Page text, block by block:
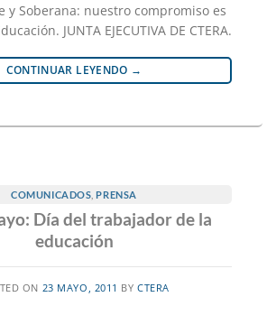
y Soberana: nuestro compromiso es
JUNTA EJECUTIVA DE CTERA.
CONTINUAR LEYENDO →
COMUNICADOS ,PRENSA
Día del trabajador de la
educación
ON 23 MAYO, 2011 BYCTERA